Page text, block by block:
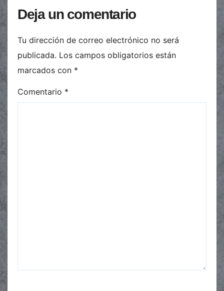
Deja un comentario
Tu dirección de correo electrónico no será
publicada. Los campos obligatorios están
marcados con *
Comentario *